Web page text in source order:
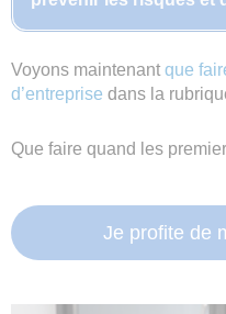
Voyons maintenant que
d’entreprise dans la
Que faire quand les
Je profite de